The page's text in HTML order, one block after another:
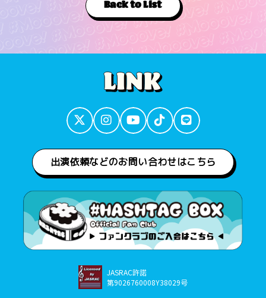
Back to List
出演依頼などのお問い合わせはこちら
JASRAC許諾
第9026760008Y38029号